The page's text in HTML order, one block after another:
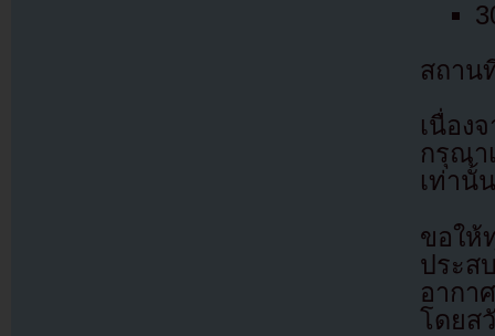
สถาน
เนื่อง
กรุณา
เท่านั้น
ขอใ
ประส
อากา
โดยส